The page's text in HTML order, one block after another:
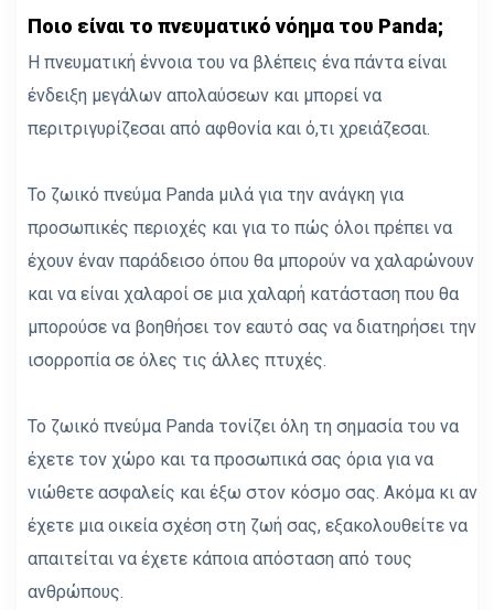
Ποιο είναι το πνευματικό νόημα του Panda;
Η πνευματική έννοια του να βλέπεις ένα πάντα είναι
ένδειξη μεγάλων απολαύσεων και μπορεί να
περιτριγυρίζεσαι από αφθονία και ό,τι χρειάζεσαι.
Το ζωικό πνεύμα Panda μιλά για την ανάγκη για
προσωπικές περιοχές και για το πώς όλοι πρέπει να
έχουν έναν παράδεισο όπου θα μπορούν να χαλαρώνουν
και να είναι χαλαροί σε μια χαλαρή κατάσταση που θα
μπορούσε να βοηθήσει τον εαυτό σας να διατηρήσει την
ισορροπία σε όλες τις άλλες πτυχές.
Το ζωικό πνεύμα Panda τονίζει όλη τη σημασία του να
έχετε τον χώρο και τα προσωπικά σας όρια για να
νιώθετε ασφαλείς και έξω στον κόσμο σας. Ακόμα κι αν
έχετε μια οικεία σχέση στη ζωή σας, εξακολουθείτε να
απαιτείται να έχετε κάποια απόσταση από τους
ανθρώπους.